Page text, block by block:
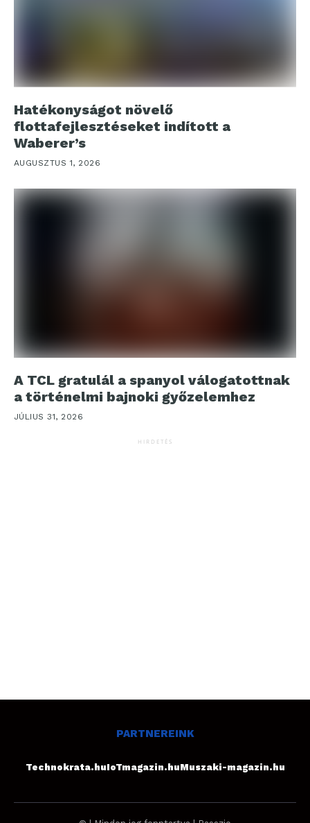
Hatékonyságot növelő
flottafejlesztéseket indított a
Waberer’s
AUGUSZTUS 1, 2026
A TCL gratulál a spanyol válogatottnak
a történelmi bajnoki győzelemhez
JÚLIUS 31, 2026
HIRDETÉS
PARTNEREINK
Technokrata.huIoTmagazin.huMuszaki-magazin.hu